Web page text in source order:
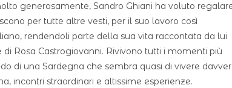
generosamente, Sandro Ghiani ha voluto
per tutte altre vesti, per il suo lavoro così
rendendoli parte della sua vita raccontata da lui
Rosa Castrogiovanni. Rivivono tutti i momenti più
di una Sardegna che sembra quasi di vivere
incontri straordinari e altissime esperienze.